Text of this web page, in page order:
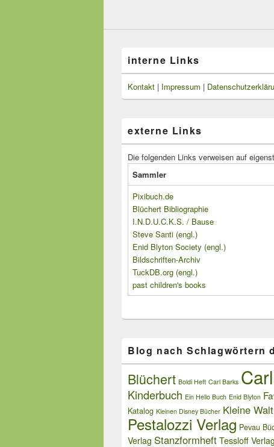
interne Links
Kontakt | Impressum |
externe Links
Die folgenden Links verweisen auf
Sammler
Pixibuch.de
Blüchert Bibliographie
I.N.D.U.C.K.S. / Bause
Steve Santi (engl.)
Enid Blyton Society (engl.)
Bildschriften-Archiv
TuckDB.org (engl.)
past children's books
Blog nach Schlagwörtern
Blüchert Boldi Heft Carl Barks
Kinderbuch Ein Hello Buch Enid Blyton
Katalog Kleinen Disney Bücher Kleine
Pestalozzi Verlag Pevau
Verlag Stanzformheft Tessloff Verlag